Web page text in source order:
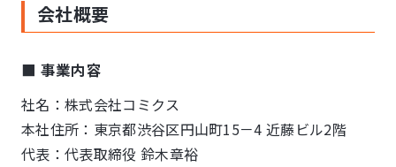
会社概要
■ 事業内容
社名：株式会社コミクス
本社住所：東京都渋⾕区円⼭町15－4 近藤ビル2階
代表：代表取締役 鈴⽊章裕